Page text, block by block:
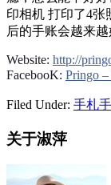
印相机 打印了4张
后的手账会越来越
Website: http://
FacebooK: Pringo
Filed Under: 手札
关于淑萍